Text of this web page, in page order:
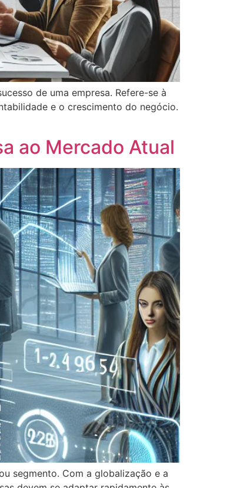
de uma empresa. Refere-se à
e o crescimento do negócio.
ao Mercado Atual
segmento. Com a globalização e a